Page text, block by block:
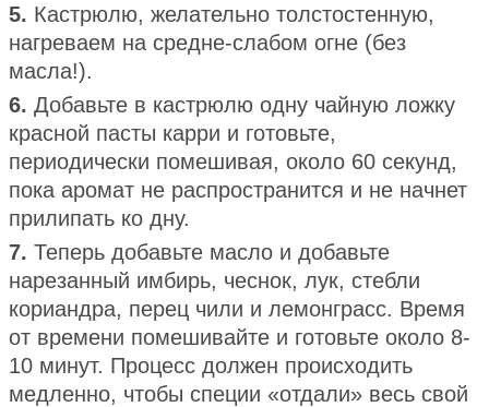
5. Кастрюлю, желательно толстостенную,
нагреваем на средне-слабом огне (без
масла!).
6. Добавьте в кастрюлю одну чайную ложку
красной пасты карри и готовьте,
периодически помешивая, около 60 секунд,
пока аромат не распространится и не начнет
прилипать ко дну.
7. Теперь добавьте масло и добавьте
нарезанный имбирь, чеснок, лук, стебли
кориандра, перец чили и лемонграсс. Время
от времени помешивайте и готовьте около 8-
10 минут. Процесс должен происходить
медленно, чтобы специи «отдали» весь свой